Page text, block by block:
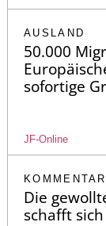
AUSLAND
50.000
sofortige
JF-Online
KOMMENTAR
Die
schafft